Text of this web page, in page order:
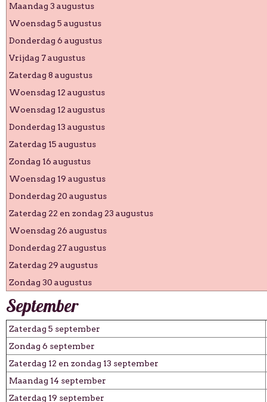
Maandag 3 augustus
Woensdag 5 augustus
Donderdag 6 augustus
Vrijdag 7 augustus
Zaterdag 8 augustus
Woensdag 12 augustus
Woensdag 12 augustus
Donderdag 13 augustus
Zaterdag 15 augustus
Zondag 16 augustus
Woensdag 19 augustus
Donderdag 20 augustus
Zaterdag 22 en zondag 23 augustus
Woensdag 26 augustus
Donderdag 27 augustus
Zaterdag 29 augustus
Zondag 30 augustus
September
Zaterdag 5 september
Zondag 6 september
Zaterdag 12 en zondag 13 september
Maandag 14 september
Zaterdag 19 september